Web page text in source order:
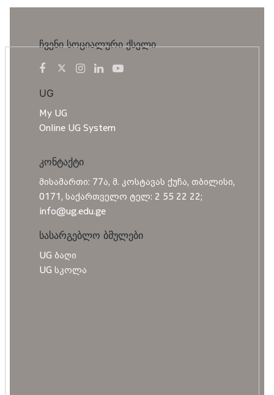
ჩვენი სოციალური ქსელი
UG
My UG
Online UG System
კონტაქტი
მისამართი: 77ა, მ. კოსტავას ქუჩა, თბილისი,
0171, საქართველო ტელ: 2 55 22 22;
info@ug.edu.ge
სასარგებლო ბმულები
UG ბაღი
UG სკოლა